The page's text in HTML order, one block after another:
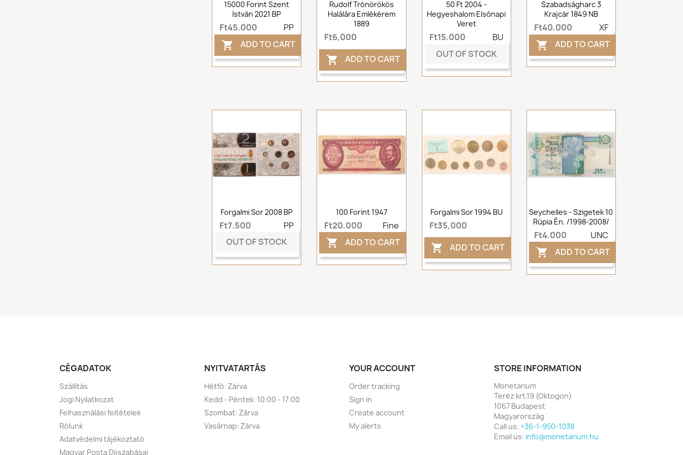
15000 Forint Szent
István 2021 BP
Ft45,000 PP
 ADD TO CART
Rudolf Trónörökös
Halálára Emlékérem
1889
Ft6,000
 ADD TO CART
50 Ft 2004 -
Hegyeshalom Elsőnapi
Veret
Ft15,000
BU
OUT OF STOCK
Szabadságharc 3
Krajcár 1849 NB
Ft40,000 XF
 ADD TO CART
Forgalmi Sor 2008 BP
Ft7,500
PP
OUT OF STOCK
100 Forint 1947
Ft20,000 Fine
 ADD TO CART
Forgalmi Sor 1994 BU
Ft35,000
 ADD TO CART
Seychelles - Szigetek 10
Rúpia Én. /1998-2008/
Ft4,000 UNC
 ADD TO CART
CÉGADATOK
Szállítás
Jogi Nyilatkozat
Felhasználási feltételek
Rólunk
Adatvédelmi tájékoztató
Magyar Posta Díjszabásai
NYITVATARTÁS
Hétfő: Zárva
Kedd - Péntek: 10:00 - 17:00
Szombat: Zárva
Vasárnap: Zárva
YOUR ACCOUNT
Order tracking
Sign in
Create account
My alerts
STORE INFORMATION
Monetarium
Teréz krt.19 (Oktogon)
1067 Budapest
Magyarország
Call us: +36-1-950-1038
Email us: info@monetarium.hu